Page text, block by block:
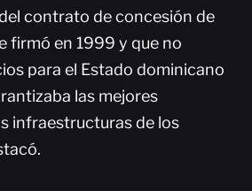
contrato de concesión de
firmó en 1999 y que no
para el Estado dominicano
las mejores
infraestructuras de los